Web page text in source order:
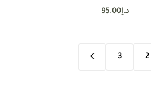
د.إ95.00
2
3